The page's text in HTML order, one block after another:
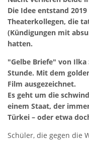
Die Idee entstand
Theaterkollegen, die
(Kündigungen mit
hatten.
"Gelbe Briefe" von
Stunde. Mit dem
Film ausgezeichnet.
Es geht um die
einem Staat, der
Türkei – oder etwa
Schüler, die gegen die